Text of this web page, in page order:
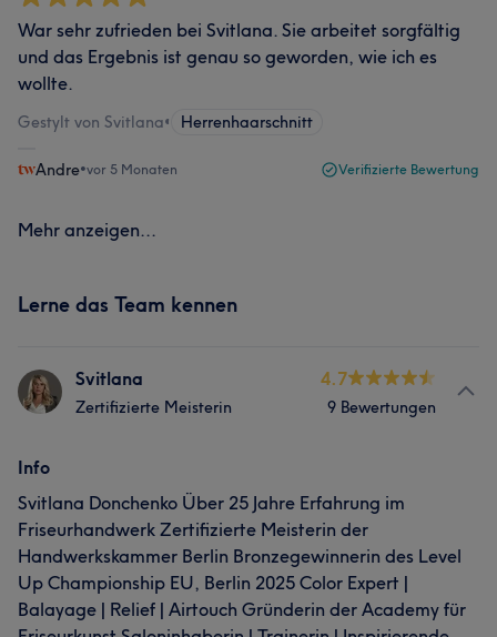
War sehr zufrieden bei Svitlana. Sie arbeitet sorgfältig
und das Ergebnis ist genau so geworden, wie ich es
wollte.
Gestylt von Svitlana• Herrenhaarschnitt
Andre•vor 5 Monaten Verifizierte Bewertung
Mehr anzeigen...
Lerne das Team kennen
Svitlana
Zertifizierte Meisterin
4.7
9 Bewertungen
Info
Svitlana Donchenko Über 25 Jahre Erfahrung im
Friseurhandwerk Zertifizierte Meisterin der
Handwerkskammer Berlin Bronzegewinnerin des Level
Up Championship EU, Berlin 2025 Color Expert |
Balayage | Relief | Airtouch Gründerin der Academy für